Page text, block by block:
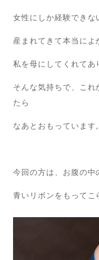
女性にしか経験できな
産まれてきて本当によ
私を母にしてくれてあ
そんな気持ちで、これ
たら
なあとおもっています。
今回の方は、お腹の中
青いリボンをもってこ